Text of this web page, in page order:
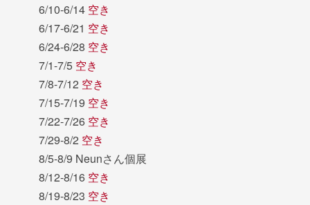
6/10-6/14 空き
6/17-6/21 空き
6/24-6/28 空き
7/1-7/5 空き
7/8-7/12 空き
7/15-7/19 空き
7/22-7/26 空き
7/29-8/2 空き
8/5-8/9 Neunさん個展
8/12-8/16 空き
8/19-8/23 空き